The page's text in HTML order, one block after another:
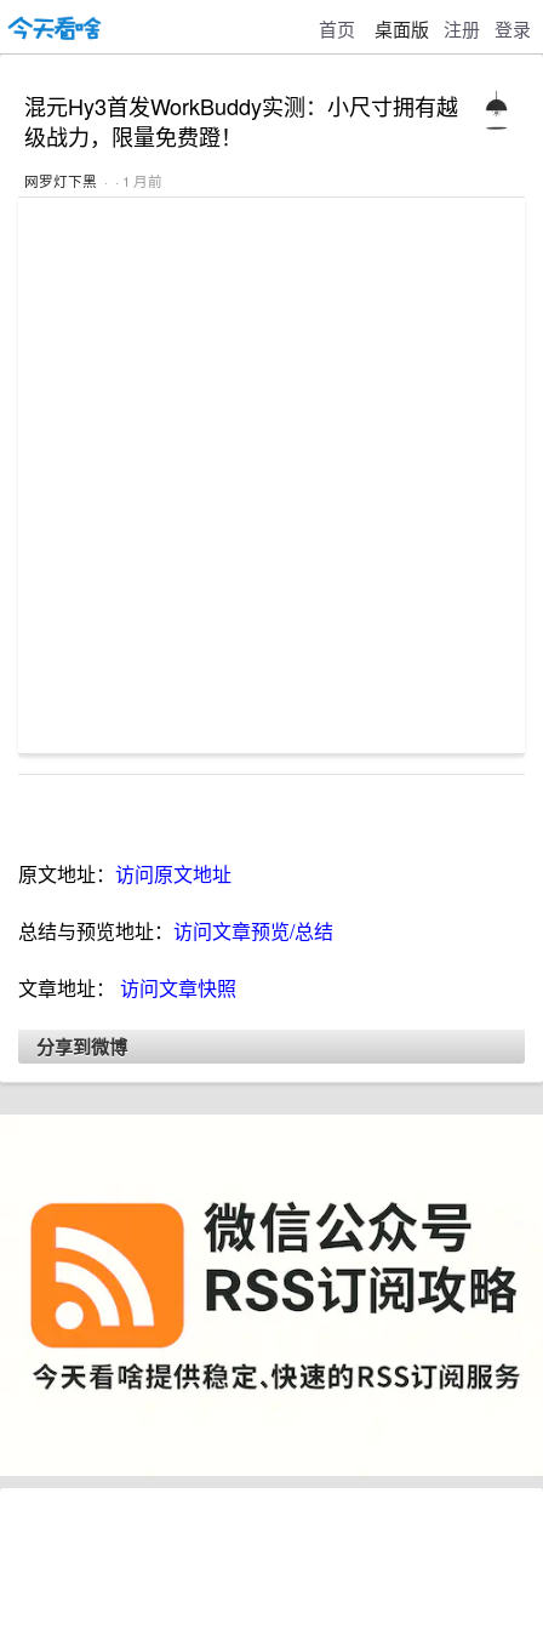
首页 桌面版 注册 登录
混元Hy3首发WorkBuddy实测：小尺寸拥有越
级战力，限量免费蹬！
网罗灯下黑 · · 1 月前
原文地址： 访问原文地址
总结与预览地址： 访问文章预览/总结
文章地址： 访问文章快照
分享到微博